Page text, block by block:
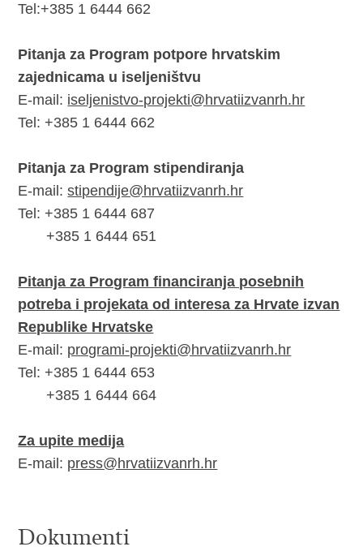
Tel:+385 1 6444 662
Pitanja za Program potpore hrvatskim
zajednicama u iseljeništvu
E-mail: iseljenistvo-projekti@hrvatiizvanrh.hr
Tel: +385 1 6444 662
Pitanja za Program stipendiranja
E-mail:stipendije@hrvatiizvanrh.hr
Tel: +385 1 6444 687
+385 1 6444 651
Pitanja za Program financiranja posebnih
potreba i projekata od interesa za Hrvate izvan
Republike Hrvatske
E-mail: programi-projekti@hrvatiizvanrh.hr
Tel: +385 1 6444 653
+385 1 6444 664
Za upite medija
E-mail: press@hrvatiizvanrh.hr
Dokumenti